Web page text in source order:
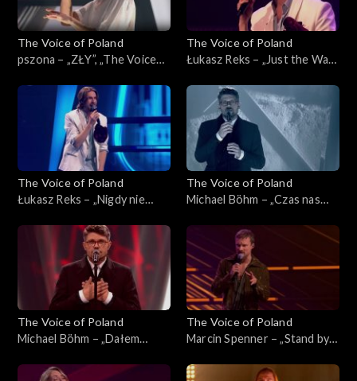
The Voice of Poland
pszona – „ZŁY”, „The Voice
listopada 2025
The Voice of Poland
Łukasz Reks – „Just the Way
Poland”, Live 3, 22 listopada
2025
The Voice of Poland
Łukasz Reks – „Nigdy nie
Poland”, Live 3, 22 listopada
The Voice of Poland
Michael Böhm – „Czas nas
Poland”, Live 3, 22 listopada
2025
The Voice of Poland
Michael Böhm – „Dałem
Poland”, Live 3, 22 listopada
The Voice of Poland
Marcin Spenner – „Stand by
Poland”, Live 2, 15 listopada